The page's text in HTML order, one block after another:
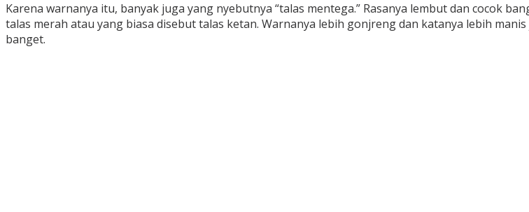
Karena warnanya itu, banyak juga yang nyebutnya “talas mentega.” Rasanya lembut dan cocok
talas merah atau yang biasa disebut talas ketan. Warnanya lebih gonjreng dan katanya lebih
banget.